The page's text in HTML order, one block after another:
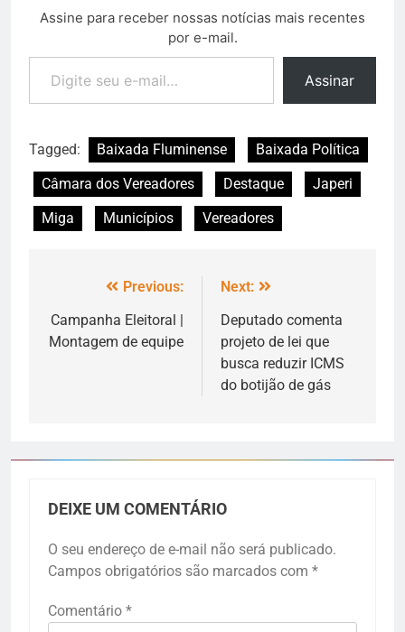
Assine para receber nossas notícias mais recentes
por e-mail.
Assinar
Tagged: Baixada Fluminense
Baixada Política
Câmara dos Vereadores
Destaque
Japeri
Miga
Municípios Vereadores
Previous:
Campanha Eleitoral |
Montagem de equipe
Next:
Deputado comenta
projeto de lei que
busca reduzir ICMS
do botijão de gás
DEIXE UM COMENTÁRIO
O seu endereço de e-mail não será publicado.
Campos obrigatórios são marcados com *
Comentário *